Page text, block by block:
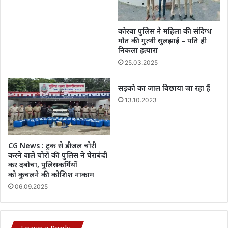
कोरबा पुलिस ने महिला की संदिग्ध
मौत की गुत्थी सुलझाई – पति ही
निकला हत्यारा
25.03.2025
CG News : ट्रक से डीजल चोरी
करने वाले चोरों की पुलिस ने घेराबंदी
कर दबोचा, पुलिसकर्मियों
को कुचलने की कोशिश नाकाम
06.09.2025
सड़को का जाल बिछाया जा रहा हैं
13.10.2023